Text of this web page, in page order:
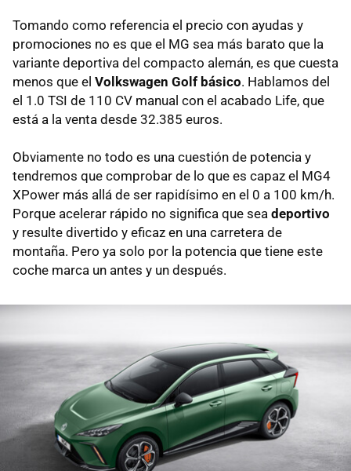
Tomando como referencia el precio con ayudas y
promociones no es que el MG sea más barato que la
variante deportiva del compacto alemán, es que cuesta
menos que el Volkswagen Golf básico. Hablamos del
el 1.0 TSI de 110 CV manual con el acabado Life, que
está a la venta desde 32.385 euros.
Obviamente no todo es una cuestión de potencia y
tendremos que comprobar de lo que es capaz el MG4
XPower más allá de ser rapidísimo en el 0 a 100 km/h.
Porque acelerar rápido no significa que sea deportivo
y resulte divertido y eficaz en una carretera de
montaña. Pero ya solo por la potencia que tiene este
coche marca un antes y un después.